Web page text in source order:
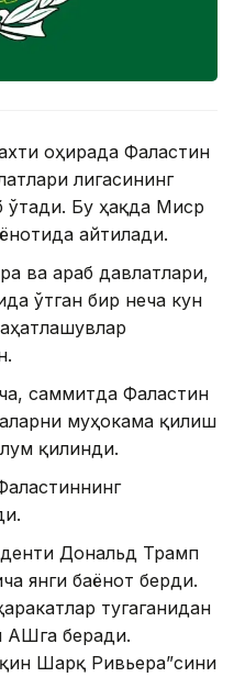
Қоҳирада Фаластин
лигасининг
ўтади. Бу ҳақда Миср
айтилади.
ва араб давлатлари,
ўтган бир неча кун
саммитда Фаластин
муҳокама қилиш
қилинди.
Дональд Трамп
янги баёнот берди.
тугаганидан
беради.
Шарқ Ривьера”сини